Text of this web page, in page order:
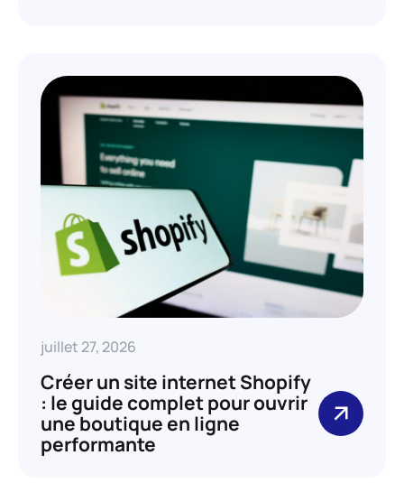
juillet 27, 2026
Créer un site internet Shopify
: le guide complet pour ouvrir
une boutique en ligne
performante